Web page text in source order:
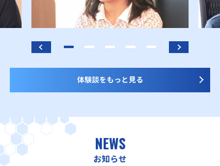
体験談をもっと見る
NEWS
お知らせ